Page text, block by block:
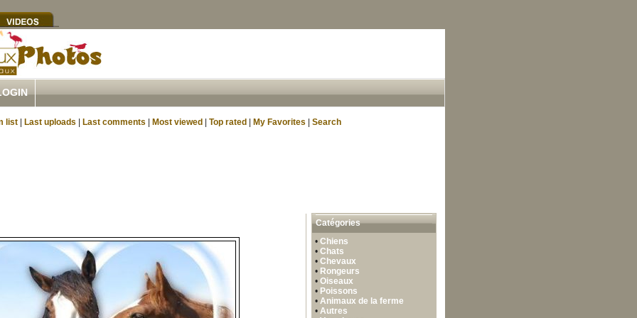
list Last uploads Last comments Most viewed Top rated My Favorites Search
Catégories
•Chiens
•Chats
•Chevaux
• Rongeurs
•Oiseaux
• Poissons
• Animaux de la ferme
• Autres